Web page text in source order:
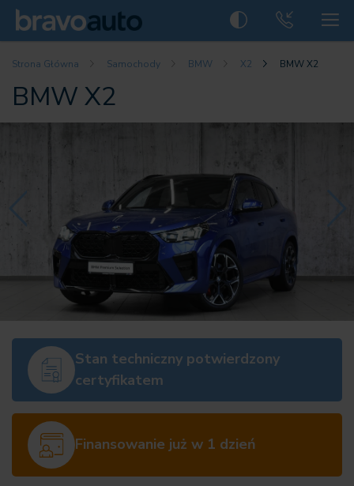
Strona Główna Samochody BMW X2 BMW X2
BMW X2
Stan techniczny potwierdzony
certyfikatem
Finansowanie już w 1 dzień